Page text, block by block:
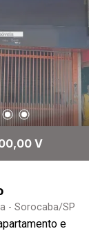
V
- Sorocaba/SP
e